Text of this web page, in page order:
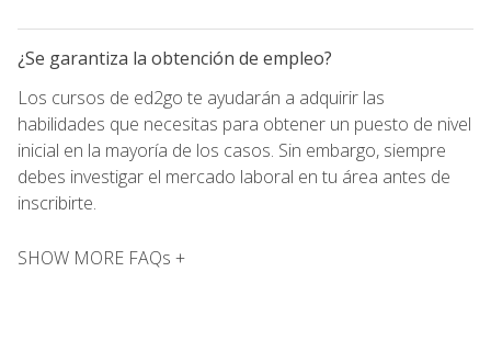
¿Se garantiza la obtención de empleo?
Los cursos de ed2go te ayudarán a adquirir las
habilidades que necesitas para obtener un puesto de nivel
inicial en la mayoría de los casos. Sin embargo, siempre
debes investigar el mercado laboral en tu área antes de
inscribirte.
SHOW MORE FAQs +